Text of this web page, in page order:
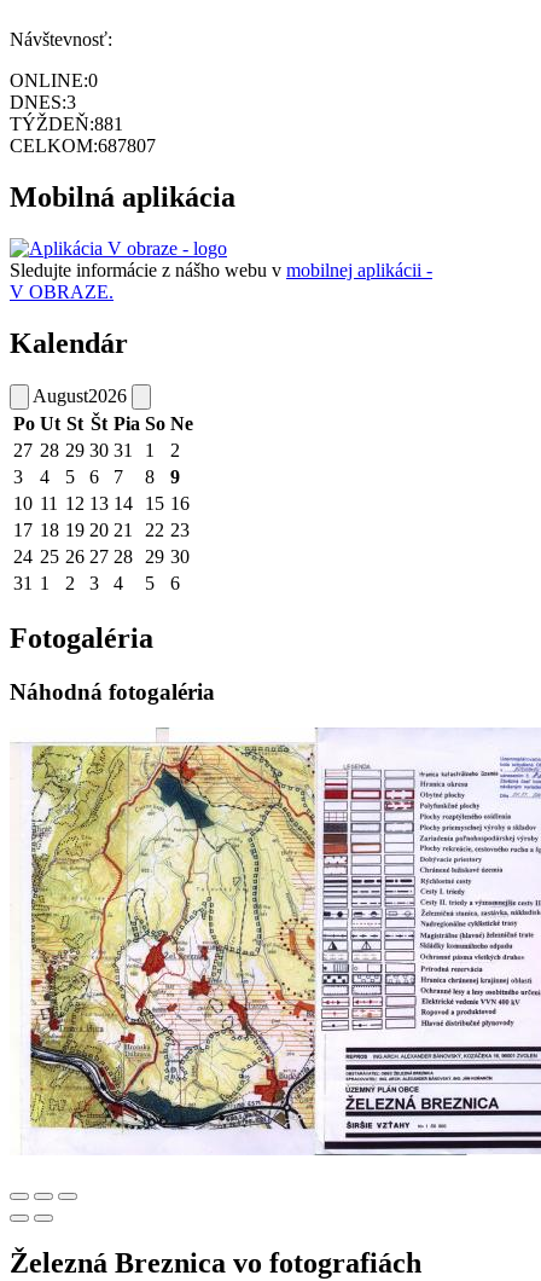
Návštevnosť:
ONLINE:0
DNES:3
TÝŽDEŇ:881
CELKOM:687807
Mobilná aplikácia
Sledujte informácie z nášho webu v mobilnej aplikácii -
V OBRAZE.
Kalendár
August2026
Po Ut St Št Pia So Ne
27 28 29 30 31 1
2
3
4 5 6 7 8
9
10 11 12 13 14 15 16
17 18 19 20 21 22 23
24 25 26 27 28 29 30
31 1 2 3 4 5 6
Fotogaléria
Náhodná fotogaléria
Železná Breznica vo fotografiách